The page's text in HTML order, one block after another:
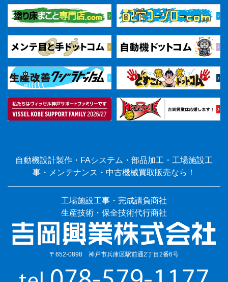
自動機設計製作・FAシステム・部品加工・工場施設工
事・メンテナンス・中古機械買取販売なら！
工場施設工事・完成請負商社
生産技術・保全技術代行商社
〒652-0898 神戸市兵庫区駅前通2丁目2番6号